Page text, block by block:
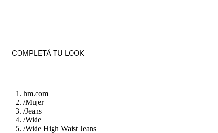
COMPLETÁ TU LOOK
hm.com
/Mujer
/Jeans
/Wide
/Wide High Waist Jeans